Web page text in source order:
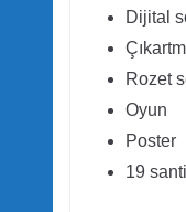
Dijital
Rozet
Oyun
Poster
19